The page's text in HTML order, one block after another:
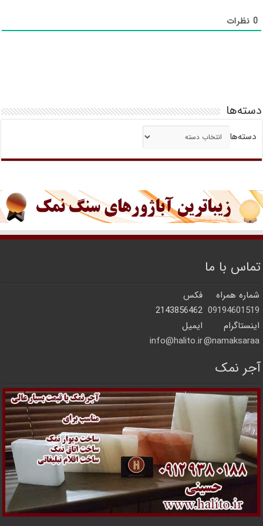
0 نظرات
دسته‌ها
دسته‌ها
تماس با ما
شماره همراه
فکس
09194601519
2143856462
اینستاگرام
ایمیل
namaksaraa@
info@halito.ir
آجر نمک